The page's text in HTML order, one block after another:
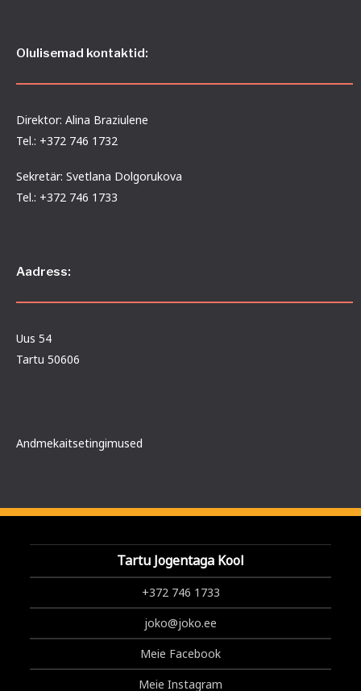
Olulisemad kontaktid:
Direktor: Alina Braziulene
Tel.: +372 746 1732
Sekretär: Svetlana Dolgorukova
Tel.: +372 746 1733
Aadress:
Uus 54
Tartu 50606
Andmekaitsetingimused
Tartu Jogentaga Kool
+372 746 1733
joko@joko.ee
Meie Facebook
Meie Instagram